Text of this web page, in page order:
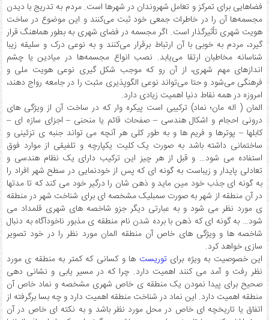
فضاهایی برای تمرکز و تعامل شهروندان در شهرها است. مردم به تدریج با دیدن
مجسمه‌ها آن را در خاطرات جمعی خود ثبت می‌کنند و این موضوع در ساخت
هویت شهری تأثیرگذار است. اگر مجسمه در فضای شهری به بطور هماهنگ قرار
گیرد، مردم به خوبی با آن ارتباط برقرار می‌کنند و به نوعی درک و سلیقه زیبا
شناسانه مخاطبان ارتقا می‌یابد. نصب انواع مجسمه‌ها در میادین یا چشم
اندازهای مهم شهری، از آن رو که موجب شکل گیری نوعی هویت ملی و
فرهنگی می‌شود و حتا می‌تواند نوعی الگوپذیری مثبت را در جامعه رواج دهند،
امروزه در همه نقاط دنیا اهمیت زیادی دارد.
المان ( اله مان؛ نماد) ترکیبی است پیکره وار که در ساخت آن از ویژگی های
درونی احجام و اشکال هندسی – صفحات قائم یا منحنی – اجزای سازه ای –
کابلها – پوترها و فریم ها و به طور کلی هر آنچه می تواند جنبه ی تزئینی و
ساختمانی داشته باشد به صورت یک کلیت یکپارچه و تلفیقی از موارد فوق
استفاده می شود… و قبل از هر چیز این ترکیب دارای یک نظام هندسی و
تعادلی پایدار و زیباست به گونه ای که پس از خودنمایی در سطح شهر افراد را
به گونه ای جذب خود مین ماید و ذهن شان را درگیر خود می کند که تا مدتها
در آن منطقه از شهر به صورت سمبلیک مشخصه ای برای شناخت شهر در منطقه
ی مورد نظر می شود و به عبارتی دیگر جزو شاخصه های شهری قلمداد می
شود… به گونه ای که ذهن با برده شدن نام منطقه ی مذبور ناخودآگاه به دنبال
شاخصه ها و ویژگی های خاص آن منطقه المان مورد نظر را در خود تصویر
سازی خواهد کرد.
این خصوصیت به ویژه برایتوریست ها و کسانی که کمتر به منطقه ی مورد
نظر رفت و آمد می کنند اهمیت دارد. چرا که در مسیر یابی و نشانی دهی
صحیح برای پیدا نمودن یک منطقه ی خاص شهری مشخصه و نماد خاص آن
منطقه اهمیت دارد. این نماد در شناخت منطقه اهمیت دارد و چه بسا برگرفته از
اتفاق یا تاریخچه ای خاص در محل مورد نظر باشد و به نکته ای خاص در آن